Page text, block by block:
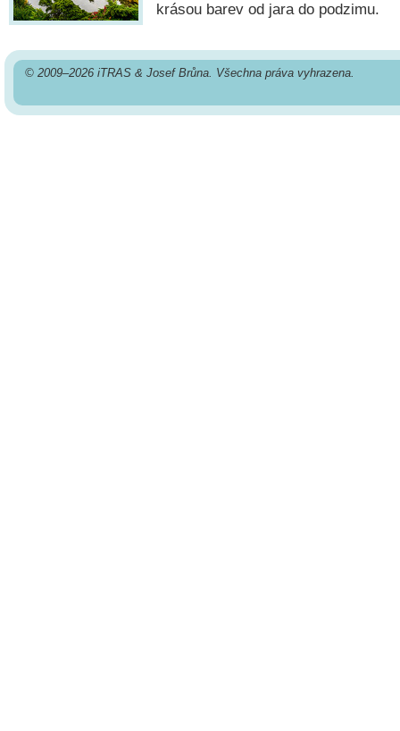
krásou barev od jara do podzimu.
© 2009–2026 iTRAS & Josef Brůna. Všechna práva vyhrazena.